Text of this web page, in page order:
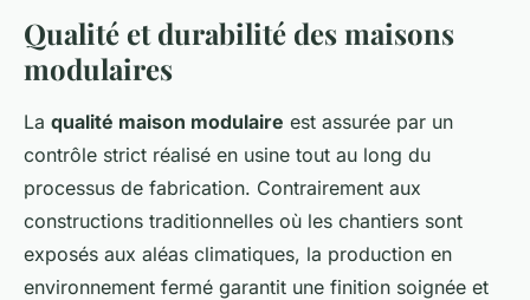
Qualité et durabilité des maisons
modulaires
La qualité maison modulaire est assurée par un
contrôle strict réalisé en usine tout au long du
processus de fabrication. Contrairement aux
constructions traditionnelles où les chantiers sont
exposés aux aléas climatiques, la production en
environnement fermé garantit une finition soignée et